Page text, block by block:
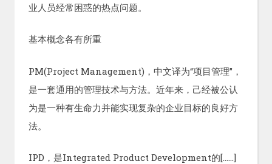
业人员经常困惑的热点问题。
基本概念各有所重
PM(Project Management)，中文译为“项目管理”，
是一套通用的管理技术与方法。近年来，己经被公认
为是一种有生命力并能实现复杂的企业目标的良好方
法。
IPD，是Integrated Product Development的[……]